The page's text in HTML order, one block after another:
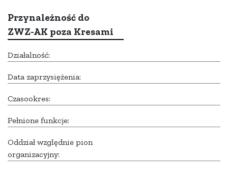
Przynależność do
ZWZ-AK poza Kresami
Działalność:
Data zaprzysiężenia:
Czasookres:
Pełnione funkcje:
Oddział względnie pion
organizacyjny: